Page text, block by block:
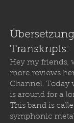
Transkripts:
Hey my friends,
more reviews
Channel. Today
is around for a
This band is
symphonic